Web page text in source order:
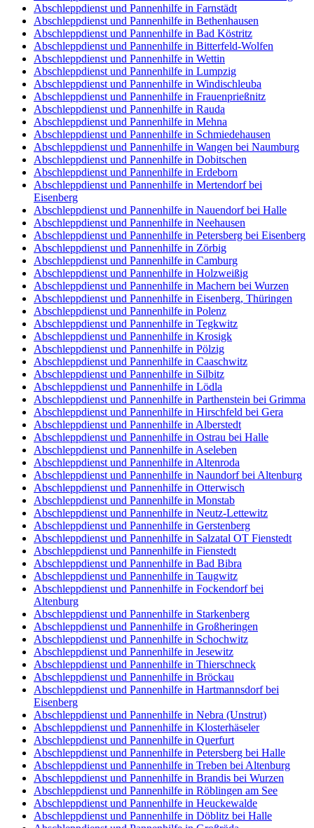
Abschleppdienst und Pannenhilfe in Farnstädt
Abschleppdienst und Pannenhilfe in Bethenhausen
Abschleppdienst und Pannenhilfe in Bad Köstritz
Abschleppdienst und Pannenhilfe in Bitterfeld-Wolfen
Abschleppdienst und Pannenhilfe in Wettin
Abschleppdienst und Pannenhilfe in Lumpzig
Abschleppdienst und Pannenhilfe in Windischleuba
Abschleppdienst und Pannenhilfe in Frauenprießnitz
Abschleppdienst und Pannenhilfe in Rauda
Abschleppdienst und Pannenhilfe in Mehna
Abschleppdienst und Pannenhilfe in Schmiedehausen
Abschleppdienst und Pannenhilfe in Wangen bei Naumburg
Abschleppdienst und Pannenhilfe in Dobitschen
Abschleppdienst und Pannenhilfe in Erdeborn
Abschleppdienst und Pannenhilfe in Mertendorf bei
Eisenberg
Abschleppdienst und Pannenhilfe in Nauendorf bei Halle
Abschleppdienst und Pannenhilfe in Neehausen
Abschleppdienst und Pannenhilfe in Petersberg bei Eisenberg
Abschleppdienst und Pannenhilfe in Zörbig
Abschleppdienst und Pannenhilfe in Camburg
Abschleppdienst und Pannenhilfe in Holzweißig
Abschleppdienst und Pannenhilfe in Machern bei Wurzen
Abschleppdienst und Pannenhilfe in Eisenberg, Thüringen
Abschleppdienst und Pannenhilfe in Polenz
Abschleppdienst und Pannenhilfe in Tegkwitz
Abschleppdienst und Pannenhilfe in Krosigk
Abschleppdienst und Pannenhilfe in Pölzig
Abschleppdienst und Pannenhilfe in Caaschwitz
Abschleppdienst und Pannenhilfe in Silbitz
Abschleppdienst und Pannenhilfe in Lödla
Abschleppdienst und Pannenhilfe in Parthenstein bei Grimma
Abschleppdienst und Pannenhilfe in Hirschfeld bei Gera
Abschleppdienst und Pannenhilfe in Alberstedt
Abschleppdienst und Pannenhilfe in Ostrau bei Halle
Abschleppdienst und Pannenhilfe in Aseleben
Abschleppdienst und Pannenhilfe in Altenroda
Abschleppdienst und Pannenhilfe in Naundorf bei Altenburg
Abschleppdienst und Pannenhilfe in Otterwisch
Abschleppdienst und Pannenhilfe in Monstab
Abschleppdienst und Pannenhilfe in Neutz-Lettewitz
Abschleppdienst und Pannenhilfe in Gerstenberg
Abschleppdienst und Pannenhilfe in Salzatal OT Fienstedt
Abschleppdienst und Pannenhilfe in Fienstedt
Abschleppdienst und Pannenhilfe in Bad Bibra
Abschleppdienst und Pannenhilfe in Taugwitz
Abschleppdienst und Pannenhilfe in Fockendorf bei
Altenburg
Abschleppdienst und Pannenhilfe in Starkenberg
Abschleppdienst und Pannenhilfe in Großheringen
Abschleppdienst und Pannenhilfe in Schochwitz
Abschleppdienst und Pannenhilfe in Jesewitz
Abschleppdienst und Pannenhilfe in Thierschneck
Abschleppdienst und Pannenhilfe in Bröckau
Abschleppdienst und Pannenhilfe in Hartmannsdorf bei
Eisenberg
Abschleppdienst und Pannenhilfe in Nebra (Unstrut)
Abschleppdienst und Pannenhilfe in Klosterhäseler
Abschleppdienst und Pannenhilfe in Querfurt
Abschleppdienst und Pannenhilfe in Petersberg bei Halle
Abschleppdienst und Pannenhilfe in Treben bei Altenburg
Abschleppdienst und Pannenhilfe in Brandis bei Wurzen
Abschleppdienst und Pannenhilfe in Röblingen am See
Abschleppdienst und Pannenhilfe in Heuckewalde
Abschleppdienst und Pannenhilfe in Döblitz bei Halle